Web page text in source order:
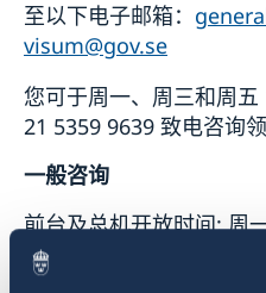
至以下电子邮箱：
visum@gov.se
您可于周一、周三和周
21 5359 9639 致电咨询领
一般咨询
前台及总机开放时间: 周
瑞典公民领事服务及护照